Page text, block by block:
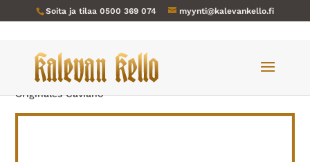
Soita ja tilaa 0500 369 074 myynti@kalevankello.fi
Verkkokauppa/Naisten kellot
Originales Caviano